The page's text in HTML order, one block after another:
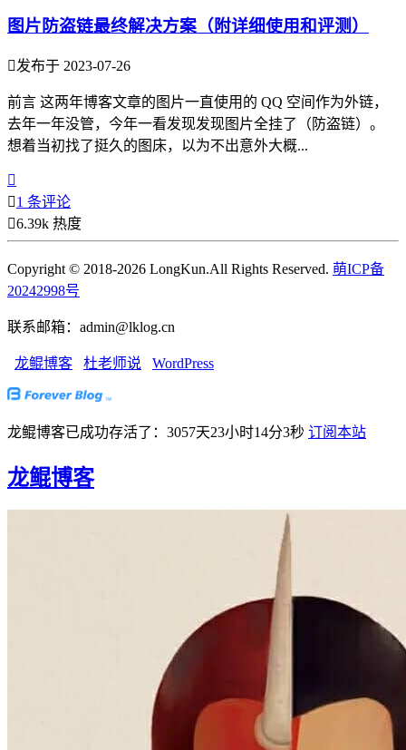
图片防盗链最终解决方案（附详细使用和评测）
发布于 2023-07-26
前言 这两年博客文章的图片一直使用的 QQ 空间作为外链，
去年一年没管，今年一看发现发现图片全挂了（防盗链）。
想着当初找了挺久的图床，以为不出意外大概...

1 条评论
6.39k 热度
Copyright © 2018-2026 LongKun.All Rights Reserved. 萌ICP备
20242998号
联系邮箱：admin@lklog.cn
龙鲲博客 杜老师说 WordPress
龙鲲博客已成功存活了：3057天23小时14分4秒 订阅本站
龙鲲博客